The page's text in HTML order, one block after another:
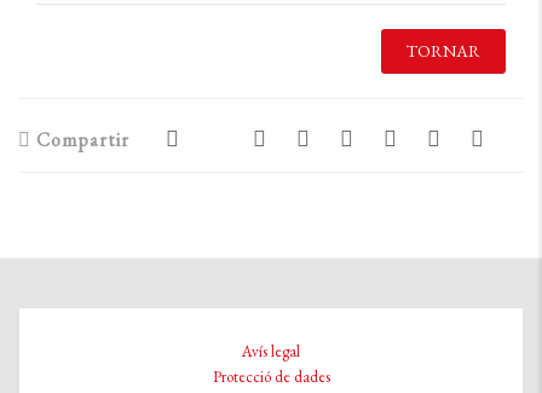
TORNAR
Compartir
Avís legal
Protecció de dades